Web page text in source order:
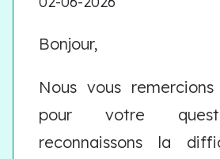
Bonjour,
Nous vous
pour votre
reconnaissons la